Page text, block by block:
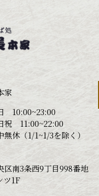
家
10:00~23:00
祝 11:00~22:00
無休（1/1~1/3を除く）
区南3条西9丁目998番地
ツ1F